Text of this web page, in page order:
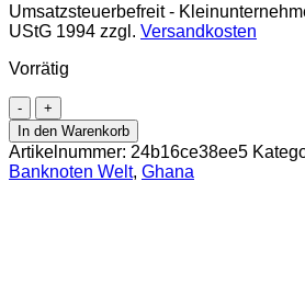
Umsatzsteuerbefreit -
UStG 1994 zzgl. Versandkosten
Vorrätig
Ghana
-
5
Cedis
1.7.2007,
In den Warenkorb
Artikelnummer: 24b16ce38ee5
Banknoten Welt, Ghana